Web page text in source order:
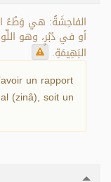
الفاحِشَةُ: هي وَطُءُ
أو في دُبُرٍ، وهو
البَهِيمَةِ.
un rapport
(zinâ), soit un